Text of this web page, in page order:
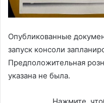
Опубликованные
запуск консоли
Предположительная
указана не была.